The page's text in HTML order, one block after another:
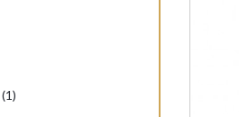
(1)